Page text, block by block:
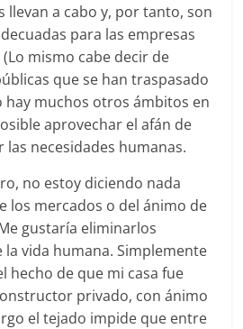
llevan a cabo y, por tanto, son
para las empresas
mismo cabe decir de
que se han traspasado
hay muchos otros ámbitos en
aprovechar el afán de
necesidades humanas.
no estoy diciendo nada
los mercados o del ánimo de
gustaría eliminarlos
vida humana. Simplemente
hecho de que mi casa fue
privado, con ánimo
el tejado impide que entre